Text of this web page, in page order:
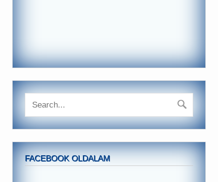
FACEBOOK OLDALAM